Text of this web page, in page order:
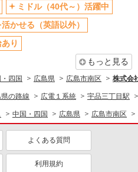
ミドル（40代～）活躍中
かせる（英語以外）
り
もっと見る
四国 広島県 広島市南区 株式会
の路線 広電１系統 宇品三丁目駅
中国・四国 広島県 広島市南区
よくある質問
利用規約